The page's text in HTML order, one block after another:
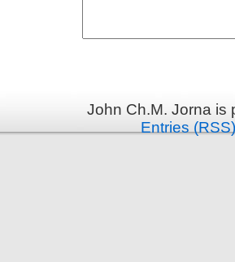
John Ch.M. Jorna
Entries (RSS)